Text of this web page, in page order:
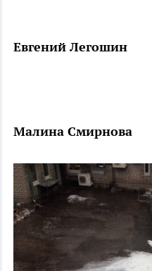
Евгений Легошин
Малина Смирнова